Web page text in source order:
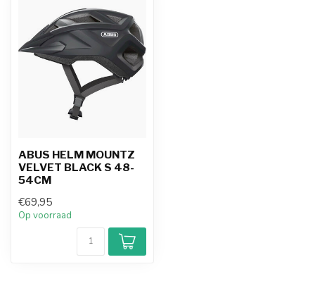
ABUS HELM MOUNTZ
VELVET BLACK S 48-
54CM
€69,95
Op voorraad